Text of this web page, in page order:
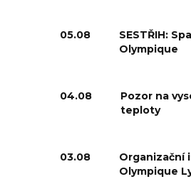
05.08
SESTŘIH:
Olympique
04.08
Pozor na
teploty
03.08
Organizační
Olympique